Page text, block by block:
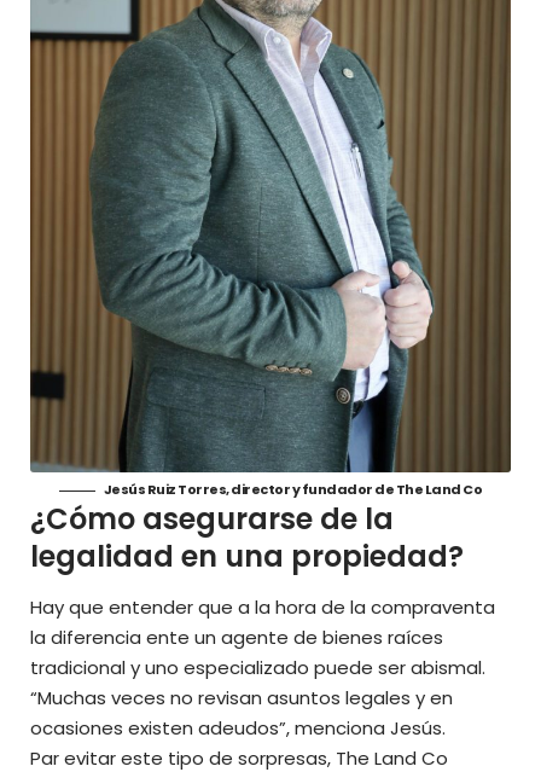
Jesús Ruiz Torres, director y fundador de The Land Co
¿Cómo asegurarse de la
legalidad en una propiedad?
Hay que entender que a la hora de la compraventa
la diferencia ente un agente de bienes raíces
tradicional y uno especializado puede ser abismal.
“Muchas veces no revisan asuntos legales y en
ocasiones existen adeudos”, menciona Jesús.
Par evitar este tipo de sorpresas, The Land Co